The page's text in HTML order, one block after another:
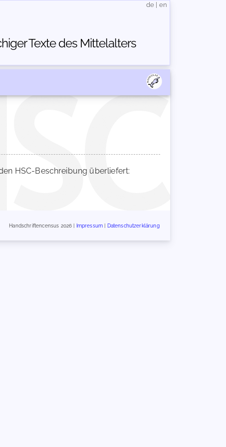
Texte des Mittelalters
de en
HSC-Beschreibung überliefert:
Handschriftencensus 2026 | Impressum Datenschutzerklärung